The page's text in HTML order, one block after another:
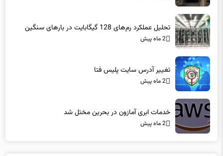
تحلیل عملکرد رم‌های 128 گیگابایت در بارهای سنگین
2 ماه پیش
تغییر آدرس سایت پلیس فتا
2 ماه پیش
خدمات ابری آمازون در بحرین مختل شد
2 ماه پیش